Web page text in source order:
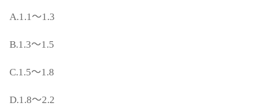
A.1.1～1.3
B.1.3～1.5
C.1.5～1.8
D.1.8～2.2